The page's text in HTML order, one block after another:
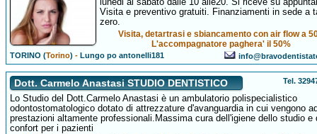
Visita e preventivo gratuiti. Finanziamenti in sede a
zero.
Visita, detartrasi e sbiancamento con air flow a
L'accompagnatore paghera' il 50%
TORINO (Torino) -Lungo po antonelli181
Dott. Carmelo Anastasi STUDIO DENTISTICO Tel.
Lo Studio del Dott.Carmelo Anastasi è un ambulatorio polispecialistico
odontostomatologico dotato di attrezzature d'avanguardia in cui vengono
prestazioni altamente professionali.Massima cura dell'igiene dello studio e
confort per i pazienti